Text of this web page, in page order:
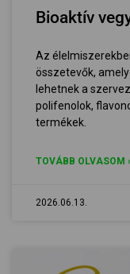
Bioaktív
Az
összetevők,
lehetnek a
polifenolok,
termékek.
TOVÁBB OLVASOM
2026.06.13.